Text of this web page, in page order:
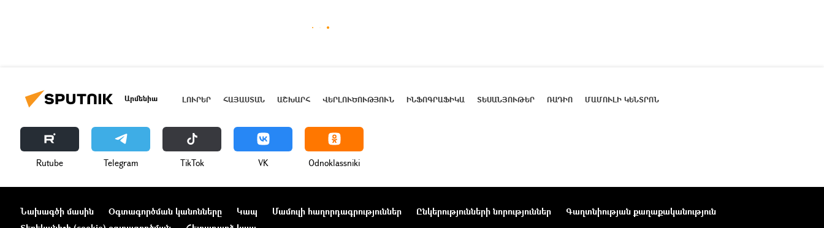
Արմենիա ԼՈՒՐԵՐ ՀԱՅԱՍՏԱՆ ԱՇԽԱՐՀ ՎԵՐԼՈՒԾՈՒԹՅՈՒՆ ԻՆՖՈԳՐԱՖԻԿԱ ՏԵՍԱՆՅՈՒԹԵՐ ՌԱԴԻՈ ՄԱՄՈՒԼԻ ԿԵՆՏՐՈՆ
Rutube Telegram ТikТоk VK Odnoklassniki
Նախագծի մասին Օգտագործման կանոնները Կապ Մամուլի հաղորդագրություններ Ընկերությունների նորություններ
Գաղտնիության քաղաքականություն